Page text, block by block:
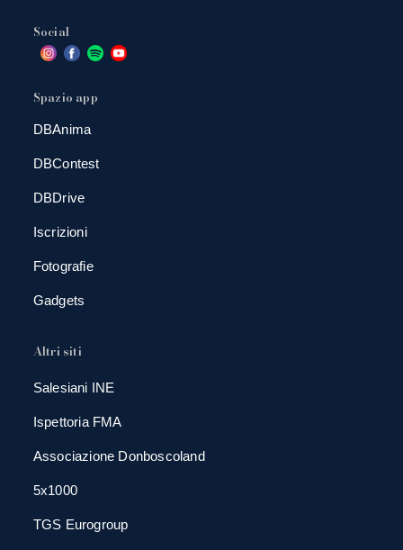
Social
Spazio app
DBAnima
DBContest
DBDrive
Iscrizioni
Fotografie
Gadgets
Altri siti
Salesiani INE
Ispettoria FMA
Associazione Donboscoland
5x1000
TGS Eurogroup